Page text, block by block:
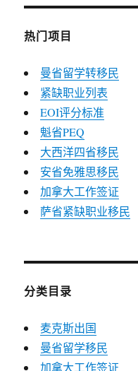
热门项目
曼省留学转移民
紧缺职业列表
EOI评分标准
魁省PEQ
大西洋四省移民
安省免雅思移民
加拿大工作签证
萨省紧缺职业移民
分类目录
麦克斯出国
曼省留学移民
加拿大工作签证